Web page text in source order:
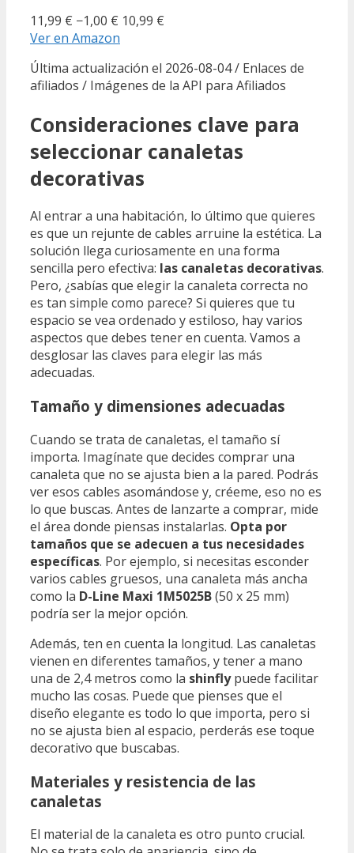
11,99 € −1,00 € 10,99 €
Ver en Amazon
Última actualización el 2026-08-04 / Enlaces de
afiliados / Imágenes de la API para Afiliados
Consideraciones clave para
seleccionar canaletas
decorativas
Al entrar a una habitación, lo último que quieres
es que un rejunte de cables arruine la estética. La
solución llega curiosamente en una forma
sencilla pero efectiva: las canaletas decorativas.
Pero, ¿sabías que elegir la canaleta correcta no
es tan simple como parece? Si quieres que tu
espacio se vea ordenado y estiloso, hay varios
aspectos que debes tener en cuenta. Vamos a
desglosar las claves para elegir las más
adecuadas.
Tamaño y dimensiones adecuadas
Cuando se trata de canaletas, el tamaño sí
importa. Imagínate que decides comprar una
canaleta que no se ajusta bien a la pared. Podrás
ver esos cables asomándose y, créeme, eso no es
lo que buscas. Antes de lanzarte a comprar, mide
el área donde piensas instalarlas. Opta por
tamaños que se adecuen a tus necesidades
específicas. Por ejemplo, si necesitas esconder
varios cables gruesos, una canaleta más ancha
como la D-Line Maxi 1M5025B(50 x 25 mm)
podría ser la mejor opción.
Además, ten en cuenta la longitud. Las canaletas
vienen en diferentes tamaños, y tener a mano
una de 2,4 metros como la shinflypuede facilitar
mucho las cosas. Puede que pienses que el
diseño elegante es todo lo que importa, pero si
no se ajusta bien al espacio, perderás ese toque
decorativo que buscabas.
Materiales y resistencia de las
canaletas
El material de la canaleta es otro punto crucial.